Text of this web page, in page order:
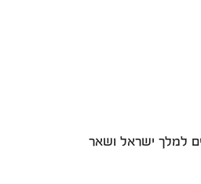
למלך ישראל ושאר